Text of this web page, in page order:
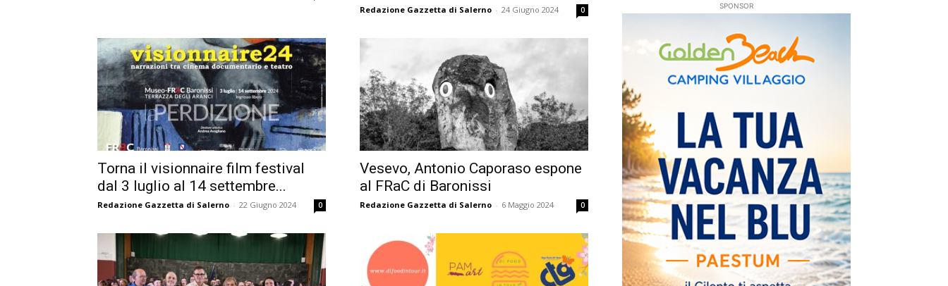
Redazione Gazzetta di Salerno - 24 Giugno 2024 0
Torna il visionnaire film festival
dal 3 luglio al 14 settembre...
Redazione Gazzetta di Salerno - 22 Giugno 2024 0
Vesevo, Antonio Caporaso espone
al FRaC di Baronissi
Redazione Gazzetta di Salerno - 6 Maggio 2024 0
SPONSOR